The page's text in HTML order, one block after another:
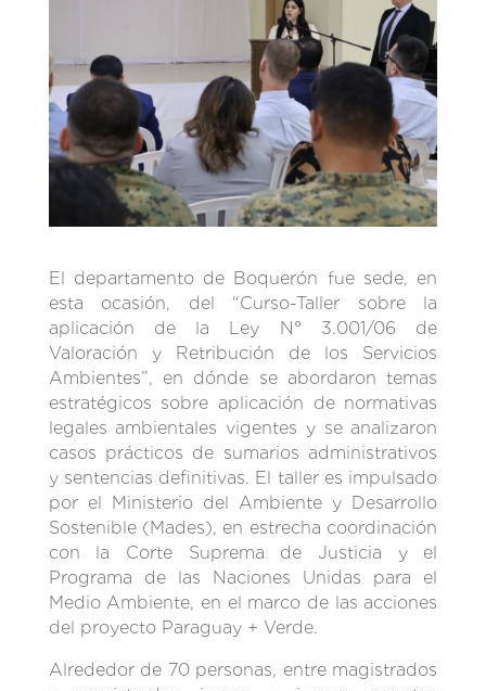
El departamento de Boquerón fue sede, en
esta ocasión, del “Curso-Taller sobre la
aplicación de la Ley N° 3.001/06 de
Valoración y Retribución de los Servicios
Ambientes”, en dónde se abordaron temas
estratégicos sobre aplicación de normativas
legales ambientales vigentes y se analizaron
casos prácticos de sumarios administrativos
y sentencias definitivas. El taller es impulsado
por el Ministerio del Ambiente y Desarrollo
Sostenible (Mades), en estrecha coordinación
con la Corte Suprema de Justicia y el
Programa de las Naciones Unidas para el
Medio Ambiente, en el marco de las acciones
del proyecto Paraguay + Verde.
Alrededor de 70 personas, entre magistrados